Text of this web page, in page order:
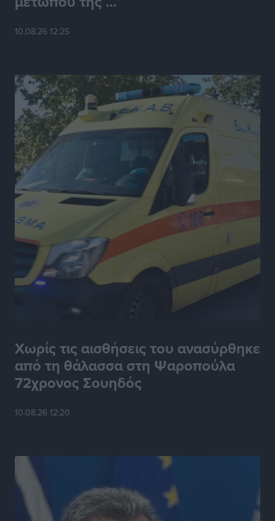
10.08.26 12:25
Χωρίς τις αισθήσεις του ανασύρθηκε
από τη θάλασσα στη Ψαροπούλα
72χρονος Σουηδός
10.08.26 12:20